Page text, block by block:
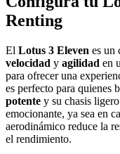
Renting
El Lotus 3 Eleven es un
velocidad y agilidad en
para ofrecer una
es perfecto para quienes
potente y su chasis
emocionante, ya sea en
aerodinámico reduce la
el rendimiento.